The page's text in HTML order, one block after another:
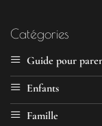
Catégories
Guide pour
Enfants
Famille